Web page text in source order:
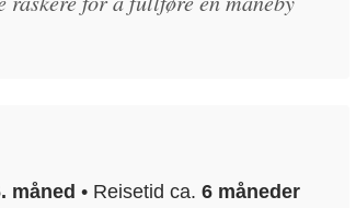
måned • Reisetid ca.6 måneder